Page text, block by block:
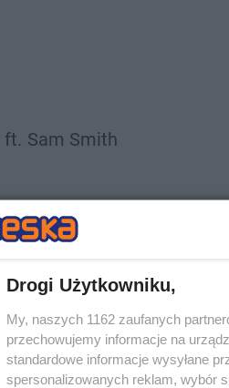
ft. Sam Smith
Rag'n'bone Man
Drogi Użytkowniku,
My, naszych 1162 zaufanych
przechowujemy informacje na
standardowe informacje wysyłane
spersonalizowanych reklam, wybór